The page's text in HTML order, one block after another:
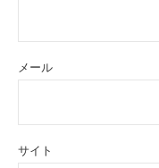
メール
サイト